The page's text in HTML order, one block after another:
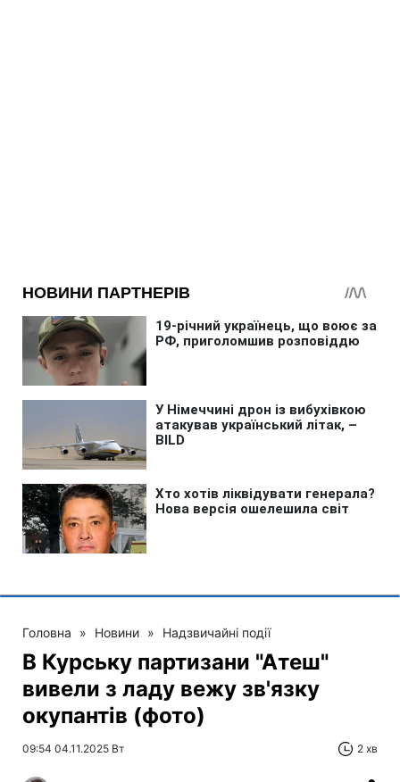
Головна » Новини » Надзвичайні події
В Курську партизани "Атеш"
вивели з ладу вежу зв'язку
окупантів (фото)
09:54 04.11.2025 Вт 2 хв